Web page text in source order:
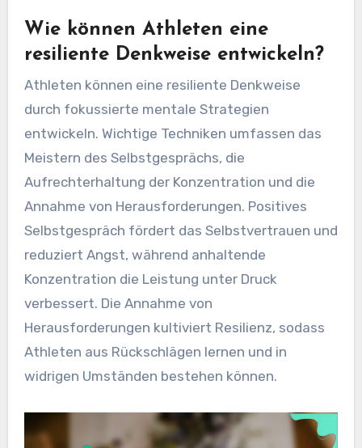
Wie können Athleten eine
resiliente Denkweise entwickeln?
Athleten können eine resiliente Denkweise
durch fokussierte mentale Strategien
entwickeln. Wichtige Techniken umfassen das
Meistern des Selbstgesprächs, die
Aufrechterhaltung der Konzentration und die
Annahme von Herausforderungen. Positives
Selbstgespräch fördert das Selbstvertrauen und
reduziert Angst, während anhaltende
Konzentration die Leistung unter Druck
verbessert. Die Annahme von
Herausforderungen kultiviert Resilienz, sodass
Athleten aus Rückschlägen lernen und in
widrigen Umständen bestehen können.